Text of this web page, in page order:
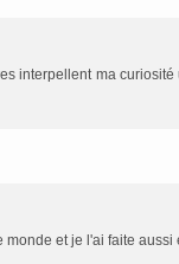
interpellent ma
monde et je l'ai faite